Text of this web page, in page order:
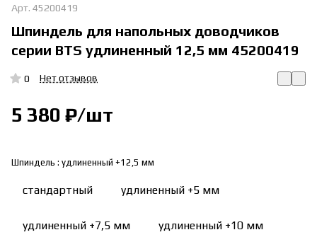
Арт. 45200419
Шпиндель для напольных доводчиков
серии BTS удлиненный 12,5 мм 45200419
0 Нет отзывов
5 380 ₽/шт
Шпиндель : удлиненный +12,5 мм
стандартный удлиненный +5 мм
удлиненный +7,5 мм удлиненный +10 мм